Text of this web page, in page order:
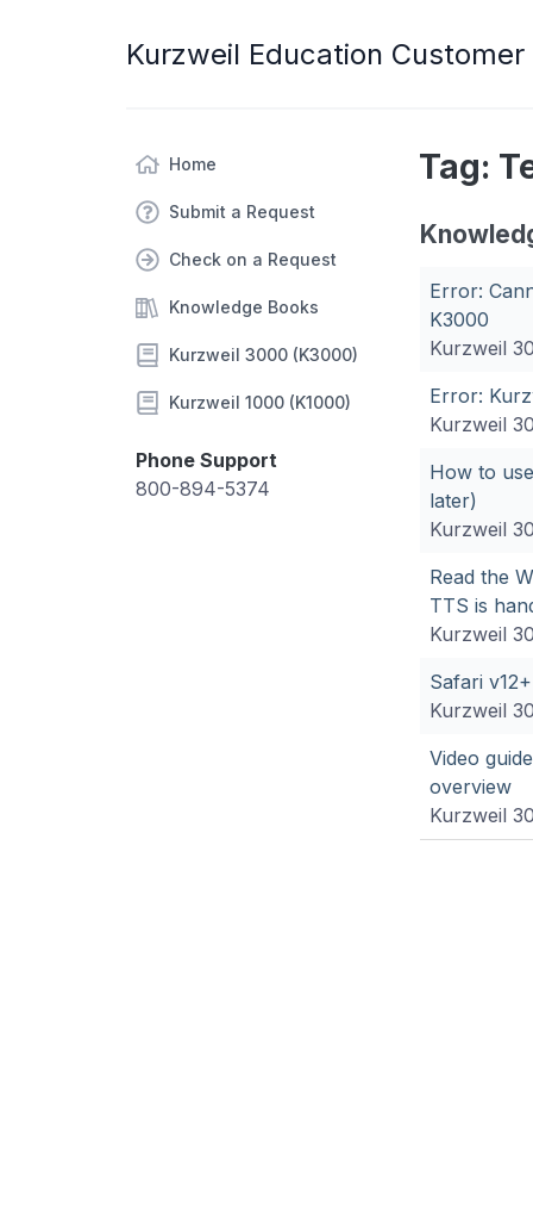
Kurzweil Education
Home
Submit a Request
Check on a Request
Knowledge Books
Kurzweil 3000 (K3000)
Kurzweil 1000 (K1000)
Phone Support
800-894-5374
Tag:
Error:
K3000
Kurzweil
Error:
Kurzweil
How to
later)
Kurzweil
Read the
TTS is
Kurzweil
Safari
Kurzweil
Video
overview
Kurzweil